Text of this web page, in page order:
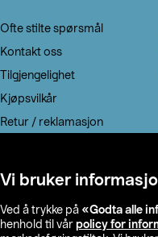
Vi bruker
Ved å trykke på «Godta alle
henhold til vår policy for
Ofte stilte spørsmål
Kontakt oss
Tilgjengelighet
Kjøpsvilkår
Retur / reklamasjon